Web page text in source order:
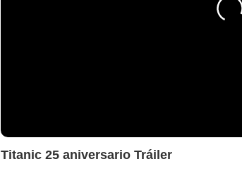
Titanic 25 aniversario Tráiler